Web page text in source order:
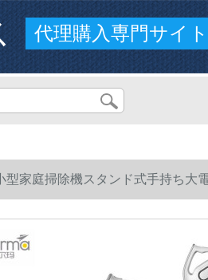
代理購入専門サイト
型家庭掃除機スタンド式手持ち大